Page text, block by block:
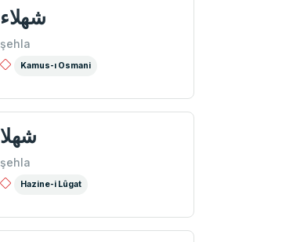
شهلاء
şehla
Kamus-ı Osmani
شهلا
şehla
Hazine-i Lûgat